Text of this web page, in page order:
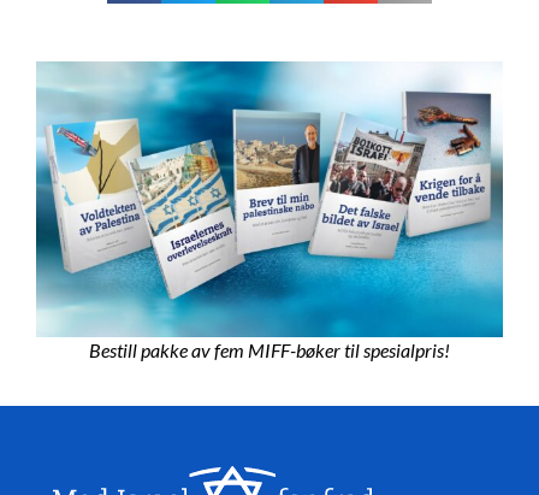
Bestill pakke av fem MIFF-bøker til spesialpris!